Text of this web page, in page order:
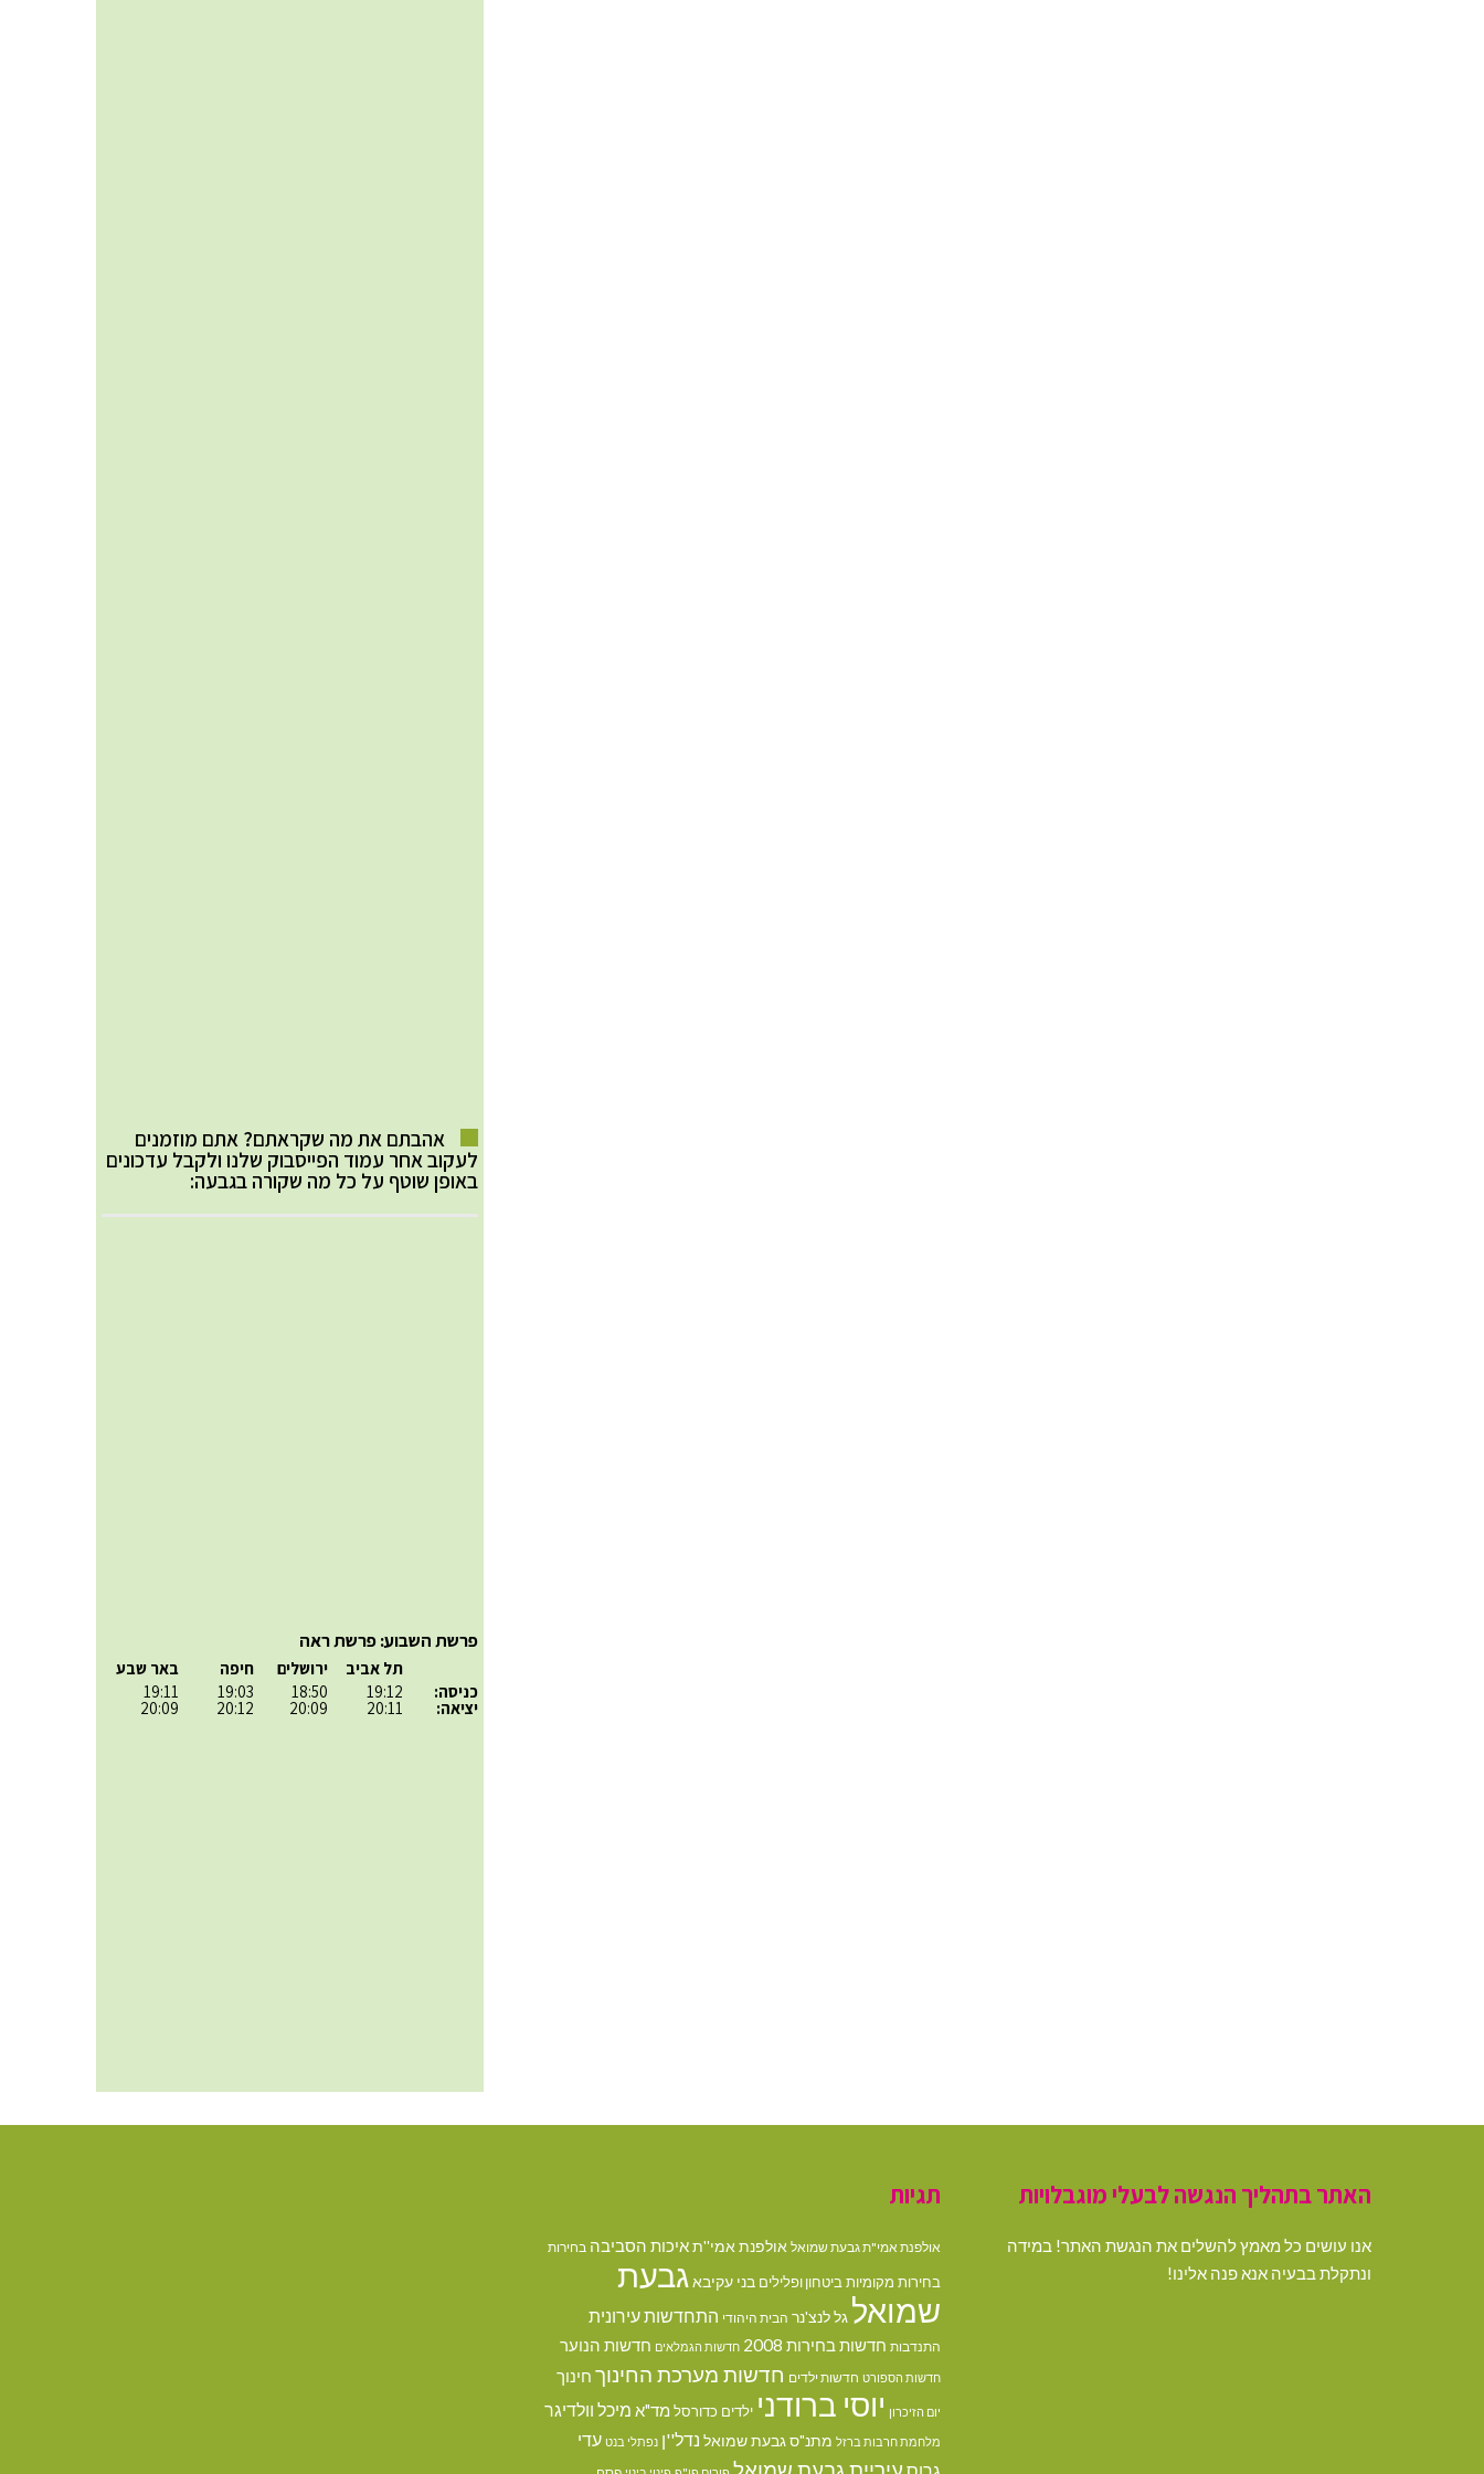
אהבתם את מה שקראתם? אתם מוזמנים
לעקוב אחר עמוד הפייסבוק שלנו ולקבל עדכונים
באופן שוטף על כל מה שקורה בגבעה:
פרשת השבוע: פרשת ראה
כניסה:
יציאה:
תל אביב
19:12
20:11
ירושלים
18:50
20:09
חיפה
19:03
20:12
באר שבע
19:11
20:09
האתר בתהליך הנגשה לבעלי מוגבלויות
אנו עושים כל מאמץ להשלים את הנגשת האתר! במידה
ונתקלת בבעיה אנא פנה אלינו!
תגיות
אולפנת אמי"ת גבעת שמואל אולפנת אמי''תאיכות הסביבה בחירות
בחירות מקומיות ביטחון ופלילים בני עקיבאגבעת
שמואל גל לנצ'נר הבית היהודי התחדשות עירונית
התנדבות חדשות בחירות 2008 חדשות הגמלאים חדשות הנוער
חדשות הספורט חדשות ילדים חדשות מערכת החינוך חינוך
יום הזיכרון יוסי ברודני ילדים כדורסל מד"א מיכל וולדיגר
מלחמת חרבות ברזל מתנ"ס גבעת שמואל נדל''ן נפתלי בנט עדי